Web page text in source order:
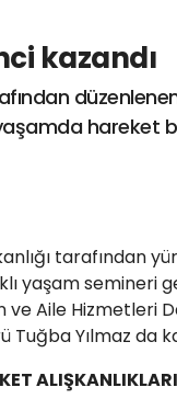
kazandı
hareket
tarafından
yaşam semineri
ve Aile Hizmetleri
Tuğba Yılmaz da
ALIŞKANLIKLARI